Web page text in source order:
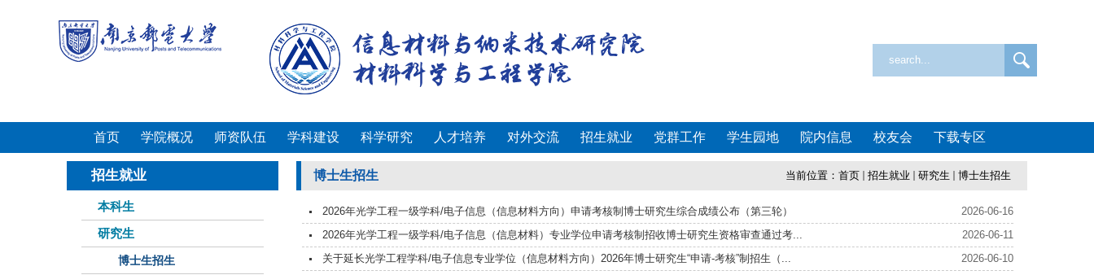
首页 学院概况 师资队伍 学科建设 科学研究 人才培养 对外交流 招生就业 党群工作 学生园地 院内信息 校友会 下载专区
招生就业
本科生
研究生
博士生招生
博士生招生 当前位置： 首页 招生就业 研究生 博士生招生
2026年光学工程一级学科/电子信息（信息材料方向）申请考核制博士研究生综合成绩公布（第三轮）
2026-06-16
2026年光学工程一级学科/电子信息（信息材料）专业学位申请考核制招收博士研究生资格审查通过考...
2026-06-11
关于延长光学工程学科/电子信息专业学位（信息材料方向）2026年博士研究生“申请-考核”制招生（...
2026-06-10